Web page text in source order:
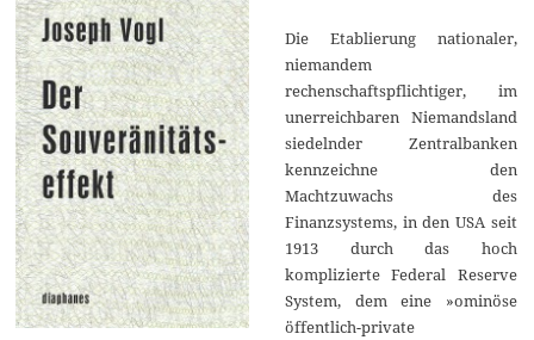
Die Etablierung nationaler,
niemandem
rechenschaftspflichtiger, im
unerreichbaren Niemandsland
siedelnder Zentralbanken
kennzeichne den
Machtzuwachs des
Finanzsystems, in den USA seit
1913 durch das hoch
komplizierte Federal Reserve
System, dem eine »ominöse
öffentlich-private